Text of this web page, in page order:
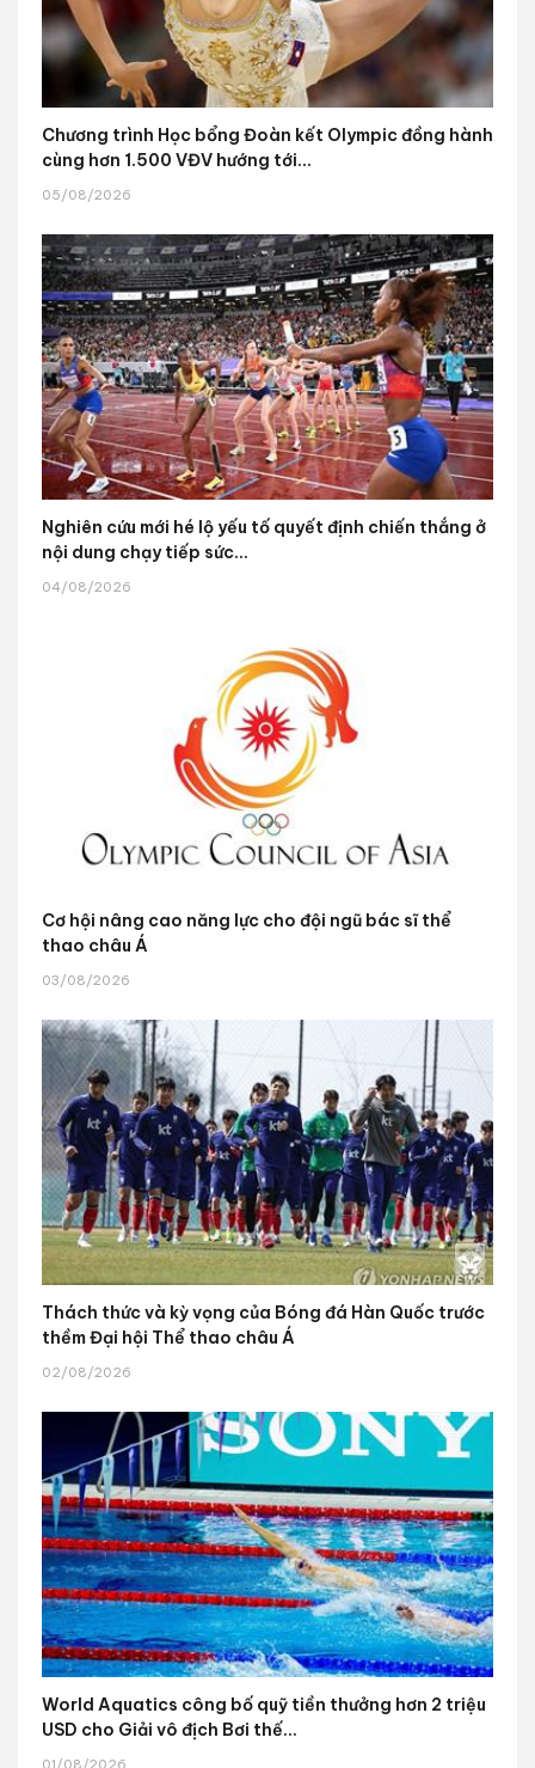
Chương trình Học bổng Đoàn kết Olympic đồng hành
cùng hơn 1.500 VĐV hướng tới...
05/08/2026
Nghiên cứu mới hé lộ yếu tố quyết định chiến thắng ở
nội dung chạy tiếp sức...
04/08/2026
Cơ hội nâng cao năng lực cho đội ngũ bác sĩ thể
thao châu Á
03/08/2026
Thách thức và kỳ vọng của Bóng đá Hàn Quốc trước
thềm Đại hội Thể thao châu Á
02/08/2026
World Aquatics công bố quỹ tiền thưởng hơn 2 triệu
USD cho Giải vô địch Bơi thế...